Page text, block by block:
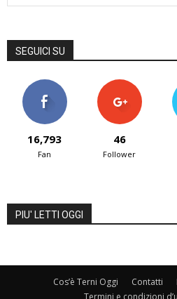
SEGUICI SU
16,793
Fan
46
Follower
PIU' LETTI OGGI
Cos’è Terni Oggi Contatti
Termini e condizioni